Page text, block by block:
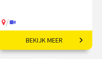
/
In één jaar de wereld
beter begrijpen!
BEKIJK MEER